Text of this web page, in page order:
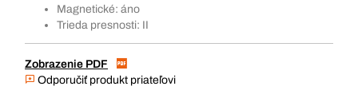
Magnetické: áno
Trieda presnosti: II
Zobrazenie PDF
Odporučiť produkt priateľovi